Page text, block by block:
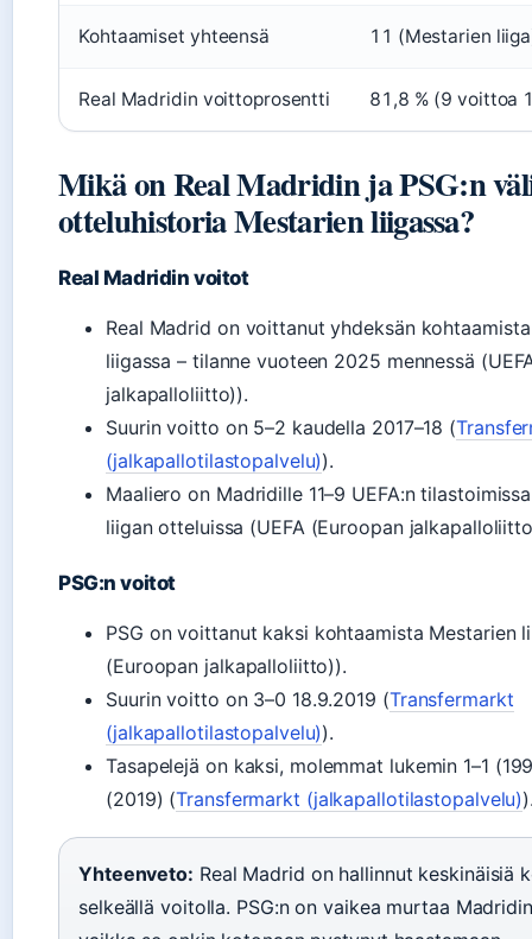
Kohtaamiset yhteensä 11 (Mestarien
Real Madridin voittoprosentti 81,8 % (9 voittoa
Mikä on Real Madridin ja PSG:n
otteluhistoria Mestarien liigassa?
Real Madridin voitot
Real Madrid on voittanut yhdeksän
liigassa – tilanne vuoteen 2025 mennessä
jalkapalloliitto)).
Suurin voitto on 5–2 kaudella 2017–18 (
(jalkapallotilastopalvelu)).
Maaliero on Madridille 11–9 UEFA:n
liigan otteluissa (UEFA (Euroopan
PSG:n voitot
PSG on voittanut kaksi kohtaamista Mestarien
(Euroopan jalkapalloliitto)).
Suurin voitto on 3–0 18.9.2019 (Transfermarkt
(jalkapallotilastopalvelu)).
Tasapelejä on kaksi, molemmat lukemin 1–1
(2019) (Transfermarkt (jalkapallotilastopalvelu)
Yhteenveto: Real Madrid on hallinnut keskinäisiä
selkeällä voitolla. PSG:n on vaikea murtaa